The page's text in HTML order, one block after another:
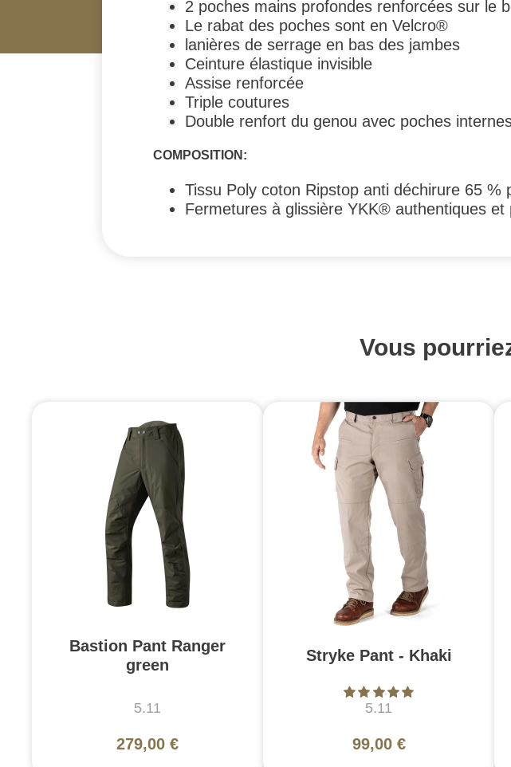
2 poches mains profondes renforcées sur le
Le rabat des poches sont en Velcro®
lanières de serrage en bas des jambes
Ceinture élastique invisible
Assise renforcée
Triple coutures
Double renfort du genou avec poches
COMPOSITION:
Tissu Poly coton Ripstop anti déchirure 65 %
Fermetures à glissière YKK® authentiques
Vous
Bastion Pant Ranger
green
5.11
279,00 €
Stryke Pant - Khaki
5.11
99,00 €